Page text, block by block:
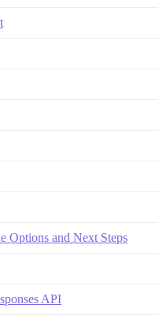
Options and Next Steps
API